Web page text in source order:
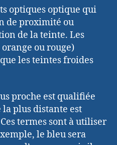
optiques optique qui
de proximité ou
de la teinte. Les
ou rouge)
les teintes froides
proche est qualifiée
la plus distante est
termes sont à utiliser
le bleu sera